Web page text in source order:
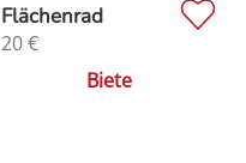
Flächenrad
20€
Biete